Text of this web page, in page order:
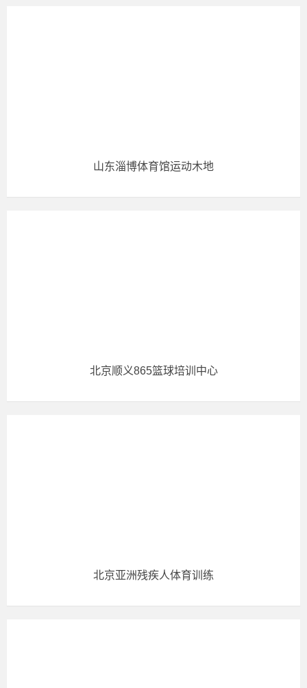
山东淄博体育馆运动木地
北京顺义865篮球培训中心
北京亚洲残疾人体育训练